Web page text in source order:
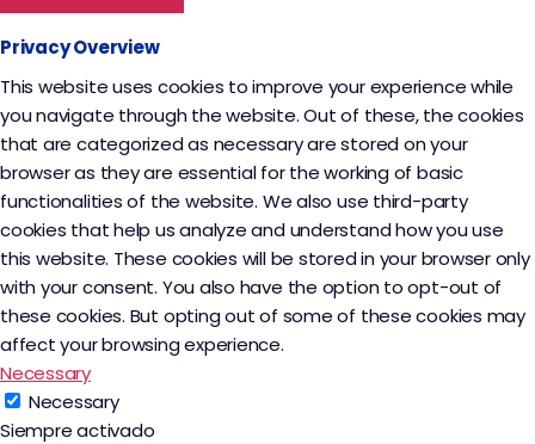
Privacy Overview
This website uses cookies to improve your experience while
you navigate through the website. Out of these, the cookies
that are categorized as necessary are stored on your
browser as they are essential for the working of basic
functionalities of the website. We also use third-party
cookies that help us analyze and understand how you use
this website. These cookies will be stored in your browser only
with your consent. You also have the option to opt-out of
these cookies. But opting out of some of these cookies may
affect your browsing experience.
Necessary
Necessary
Siempre activado